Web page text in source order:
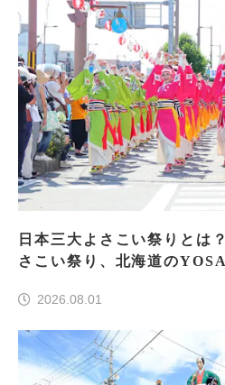
日本三大よさこい祭りとは
さこい祭り、北海道の
2026.08.01